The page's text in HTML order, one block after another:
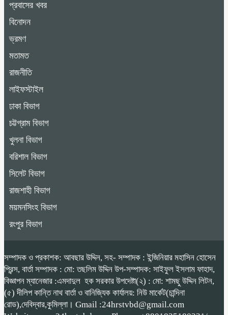
প্রবাসের খবর
বিনোদন
ভ্রমণ
মতামত
রাজনীতি
লাইফস্টাইল
ঢাকা বিভাগ
চট্টগ্রাম বিভাগ
খুলনা বিভাগ
বরিশাল বিভাগ
সিলেট বিভাগ
রাজশাহী বিভাগ
ময়মনসিংহ বিভাগ
রংপুর বিভাগ
সম্পাদক ও প্রকাশক: আবছার উদ্দিন, সহ- সম্পাদক : ইন্জিনিয়ার মহাসিন হোসেন
প্রিন্স, বার্তা সম্পাদক : মো: তছলিম উদ্দিন উপ-সম্পাদক: সাইফুল ইসলাম ফাহাদ,
বিজ্ঞাপন ম্যানেজার :এমদাদুল হক সরকার উপদেষ্টা(২) : মো: শামছু উদ্দিন লিটন,
(৫) দীলিপ কান্তি নাথ বার্তা ও বানিজ্যিক কার্যালয়: নিউ মার্কেট(চান্দিনা
রোড),দেবিদ্বার,কুমিল্লা। Gmail :24hrstvbd@gmail.com